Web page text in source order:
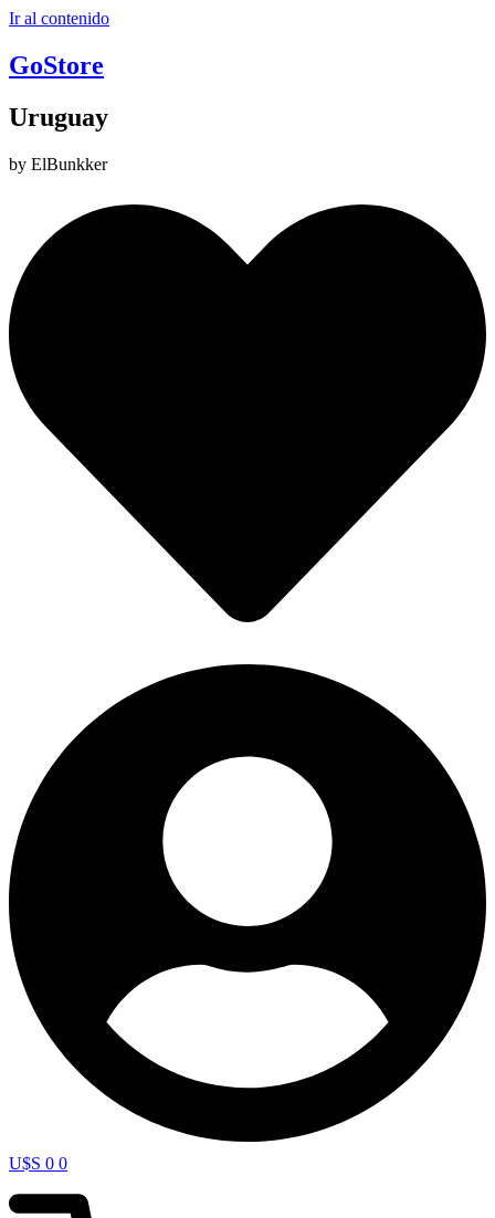
Ir al contenido
GoStore
Uruguay
by ElBunkker
U$S 0 0